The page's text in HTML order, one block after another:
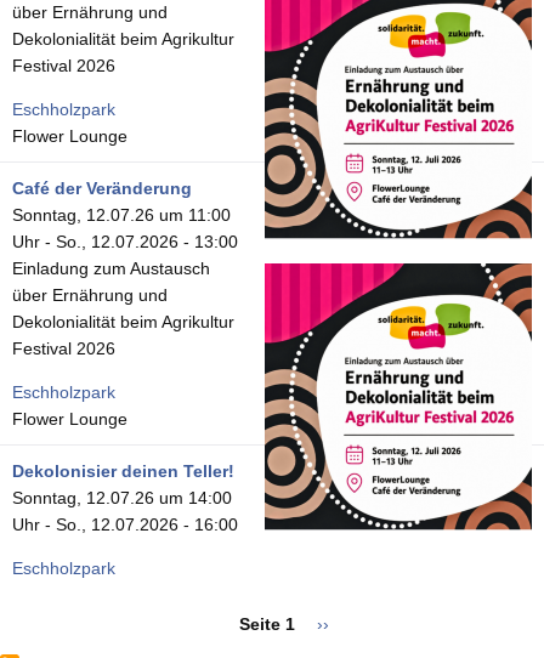
über Ernährung und
Dekolonialität beim Agrikultur
Festival 2026
Eschholzpark
Flower Lounge
Café der Veränderung
Sonntag, 12.07.26 um 11:00
Uhr - So., 12.07.2026 - 13:00
Einladung zum Austausch
über Ernährung und
Dekolonialität beim Agrikultur
Festival 2026
Eschholzpark
Flower Lounge
Dekolonisier deinen Teller!
Sonntag, 12.07.26 um 14:00
Uhr - So., 12.07.2026 - 16:00
Eschholzpark
Seite 1
Nächste
››